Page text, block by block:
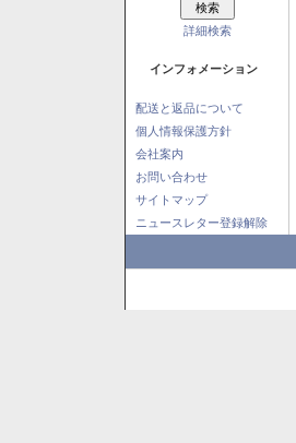
詳細検索
インフォメーション
配送と返品について
個人情報保護方針
会社案内
お問い合わせ
サイトマップ
ニュースレター登録解除